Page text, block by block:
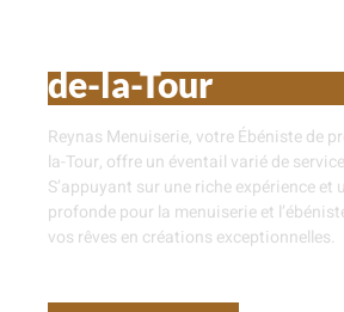
de-la-Tour
Reynas Menuiserie, votre Ébéniste de
la-Tour, offre un éventail varié de
S’appuyant sur une riche expérience et
profonde pour la menuiserie et
vos rêves en créations exceptionnelles.